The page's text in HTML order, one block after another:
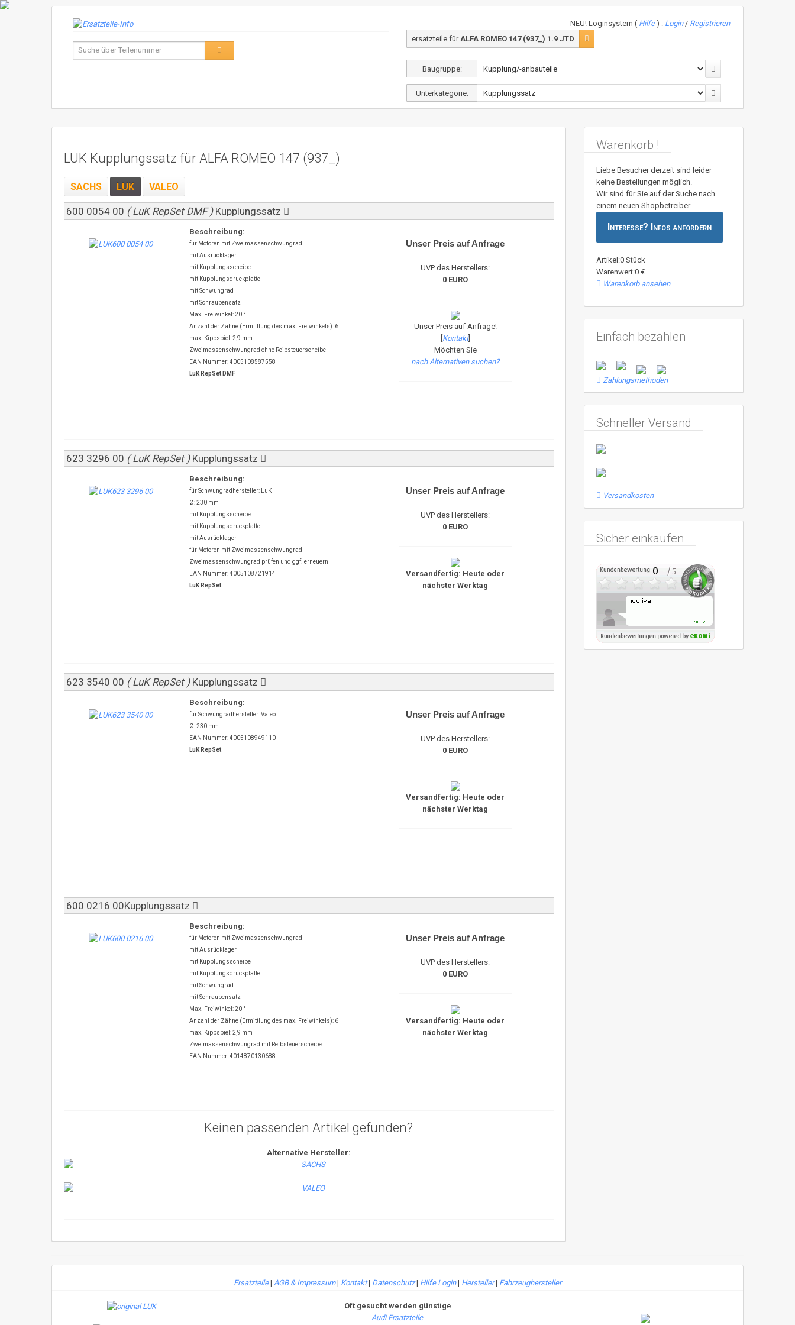
NEU! Loginsystem ( Hilfe) : Login/ Registrieren
ersatzteile fürALFA ROMEO 147 (937_) 1.9 JTD
Baugruppe:
Unterkategorie:
LUK Kupplungssatz für ALFA ROMEO 147 (937_)
SACHS LUK VALEO
600 0054 00 ( LuK RepSet DMF ) Kupplungssatz
Beschreibung:
für Motoren mit Zweimassenschwungrad
mit Ausrücklager
mit Kupplungsscheibe
mit Kupplungsdruckplatte
mit Schwungrad
mit Schraubensatz
Max. Freiwinkel: 20 °
Anzahl der Zähne (Ermittlung des max. Freiwinkels): 6
max. Kippspiel: 2,9 mm
Zweimassenschwungrad ohne Reibsteuerscheibe
EAN Nummer: 4005108587558
LuK RepSet DMF
Unser Preis auf Anfrage
UVP des Herstellers:
0 EURO
Unser Preis auf Anfrage!
Kontakt]
Möchten Sie
nach Alternativen suchen?
623 3296 00 ( LuK RepSet ) Kupplungssatz
Beschreibung:
für Schwungradhersteller: LuK
Ø: 230 mm
mit Kupplungsscheibe
mit Kupplungsdruckplatte
mit Ausrücklager
für Motoren mit Zweimassenschwungrad
Zweimassenschwungrad prüfen und ggf. erneuern
EAN Nummer: 4005108721914
LuK RepSet
Unser Preis auf Anfrage
UVP des Herstellers:
0 EURO
Versandfertig: Heute oder
nächster Werktag
623 3540 00 ( LuK RepSet ) Kupplungssatz
Beschreibung:
für Schwungradhersteller: Valeo
Ø: 230 mm
EAN Nummer: 4005108949110
LuK RepSet
Unser Preis auf Anfrage
UVP des Herstellers:
0 EURO
Versandfertig: Heute oder
nächster Werktag
600 0216 00Kupplungssatz
Beschreibung:
für Motoren mit Zweimassenschwungrad
mit Ausrücklager
mit Kupplungsscheibe
mit Kupplungsdruckplatte
mit Schwungrad
mit Schraubensatz
Max. Freiwinkel: 20 °
Anzahl der Zähne (Ermittlung des max. Freiwinkels): 6
max. Kippspiel: 2,9 mm
Zweimassenschwungrad mit Reibsteuerscheibe
EAN Nummer: 4014870130688
Unser Preis auf Anfrage
UVP des Herstellers:
0 EURO
Versandfertig: Heute oder
nächster Werktag
Keinen passenden Artikel gefunden?
Alternative Hersteller:
Warenkorb !
Liebe Besucher derzeit sind leider
keine Bestellungen möglich.
Wir sind für Sie auf der Suche nach
einem neuen Shopbetreiber.
Interesse? Infos anfordern
Artikel:0 Stück
Warenwert:0 €
Warenkorb ansehen
Einfach bezahlen
Zahlungsmethoden
Schneller Versand
Versandkosten
Sicher einkaufen
Ersatzteile| AGB & Impressum| Kontakt| Datenschutz| Hilfe Login| Hersteller| Fahrzeughersteller
Oft gesucht werden günstige
Audi Ersatzteile